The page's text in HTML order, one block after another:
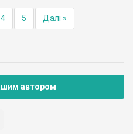
4 5 Далі »
автором